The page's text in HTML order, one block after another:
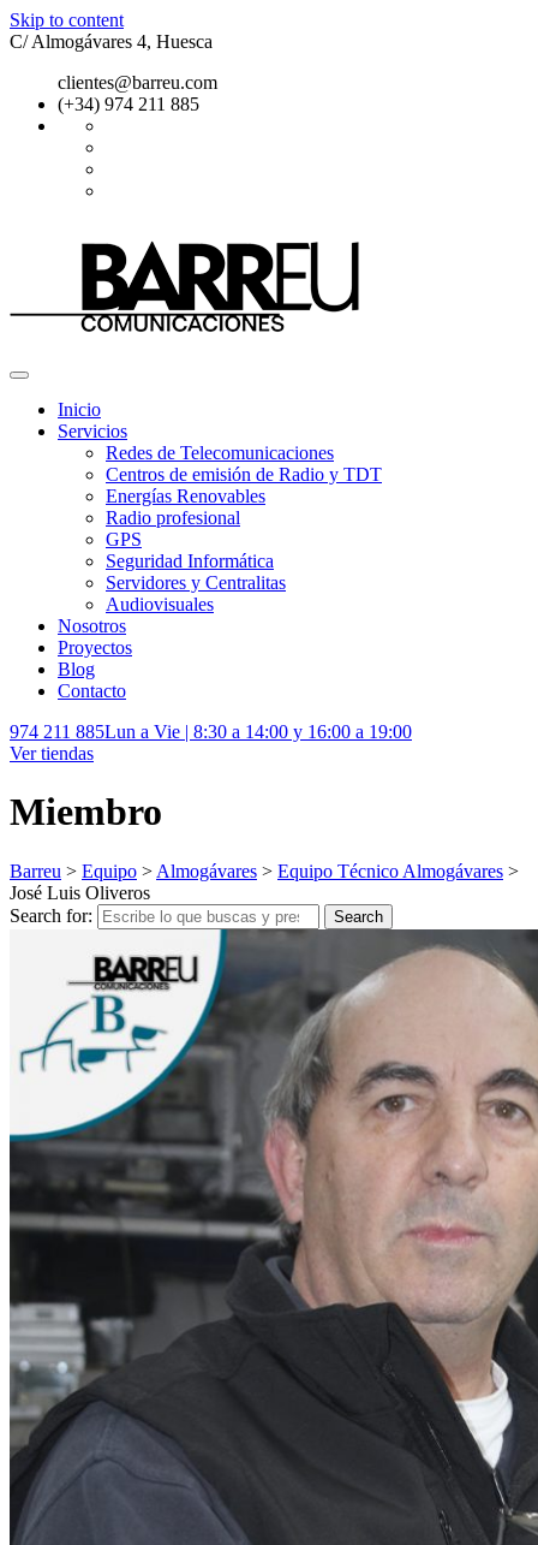
Skip to content
C/ Almogávares 4, Huesca
clientes@barreu.com
(+34) 974 211 885
Inicio
Servicios
Redes de Telecomunicaciones
Centros de emisión de Radio y TDT
Energías Renovables
Radio profesional
GPS
Seguridad Informática
Servidores y Centralitas
Audiovisuales
Nosotros
Proyectos
Blog
Contacto
974 211 885Lun a Vie | 8:30 a 14:00 y 16:00 a 19:00
Ver tiendas
Miembro
Barreu > Equipo > Almogávares > Equipo Técnico Almogávares >
José Luis Oliveros
Search for:
Search